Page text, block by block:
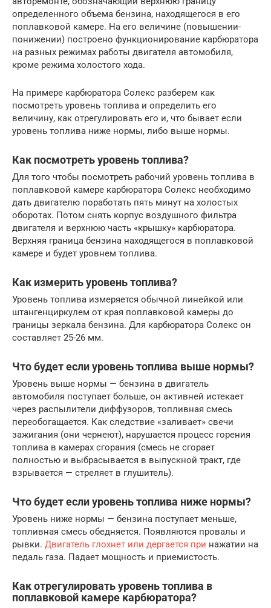
определенного объема бензина, находящегося в его
поплавковой камере. На его величине (повышении-
понижении) построено функционирование карбюратора
на разных режимах работы двигателя автомобиля,
кроме режима холостого хода.
На примере карбюратора Солекс разберем как
посмотреть уровень топлива и определить его
величину, как отрегулировать его и, что бывает если
уровень топлива ниже нормы, либо выше нормы.
Как посмотреть уровень топлива?
Для того чтобы посмотреть рабочий уровень топлива в
поплавковой камере карбюратора Солекс необходимо
дать двигателю поработать пять минут на холостых
оборотах. Потом снять корпус воздушного фильтра
двигателя и верхнюю часть «крышку» карбюратора.
Верхняя граница бензина находящегося в поплавковой
камере и будет уровнем топлива.
Как измерить уровень топлива?
Уровень топлива измеряется обычной линейкой или
штангенциркулем от края поплавковой камеры до
границы зеркала бензина. Для карбюратора Солекс он
составляет 25-26 мм.
Что будет если уровень топлива выше нормы?
Уровень выше нормы — бензина в двигатель
автомобиля поступает больше, он активней истекает
через распылители диффузоров, топливная смесь
переобогащается. Как следствие «заливает» свечи
зажигания (они чернеют), нарушается процесс горения
топлива в камерах сгорания (смесь не сгорает
полностью и выбрасывается в выпускной тракт, где
взрывается — стреляет в глушитель).
Что будет если уровень топлива ниже нормы?
Уровень ниже нормы — бензина поступает меньше,
топливная смесь обедняется. Появляются провалы и
рывки. Двигатель глохнет или дергается при нажатии на
педаль газа. Падает мощность и приемистость.
Как отрегулировать уровень топлива в
поплавковой камере карбюратора?